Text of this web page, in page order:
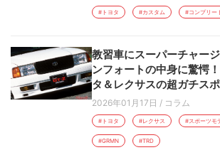
#トヨタ #カスタム #コンプリー
教習車にスーパーチャー
ンフォートの中身に驚愕
タ＆レクサスの超ガチス
2026年01月17日 / コラム
#トヨタ #レクサス #スポーツモ
#GRMN #TRD